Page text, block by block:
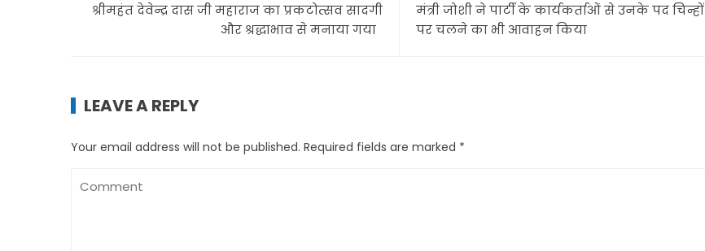
श्रीमहंत देवेन्द्र दास जी महाराज का प्रकटोत्सव सादगी
और श्रद्धाभाव से मनाया गया
मंत्री जोशी ने पार्टी के कार्यकर्ताओं से उनके पद चिन्हों
पर चलने का भी आवाहन किया
LEAVE A REPLY
Your email address will not be published. Required fields are marked *